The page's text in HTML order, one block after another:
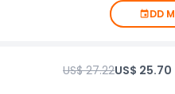
DD
US$ 27.22US$ 25.70